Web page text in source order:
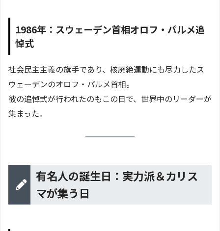
1986年：スウェーデン首相オロフ・パルメ追
悼式
社会民主主義の旗手であり、核廃絶運動にも尽力したス
ウェーデンのオロフ・パルメ首相。
彼の追悼式が行われたのもこの日で、世界中のリーダーが
集まった。
有名人の誕生日：実力派＆カリス
マが集う日